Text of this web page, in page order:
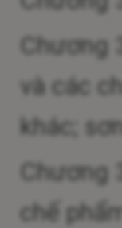
Chương
và các
khác;
Chương
chế